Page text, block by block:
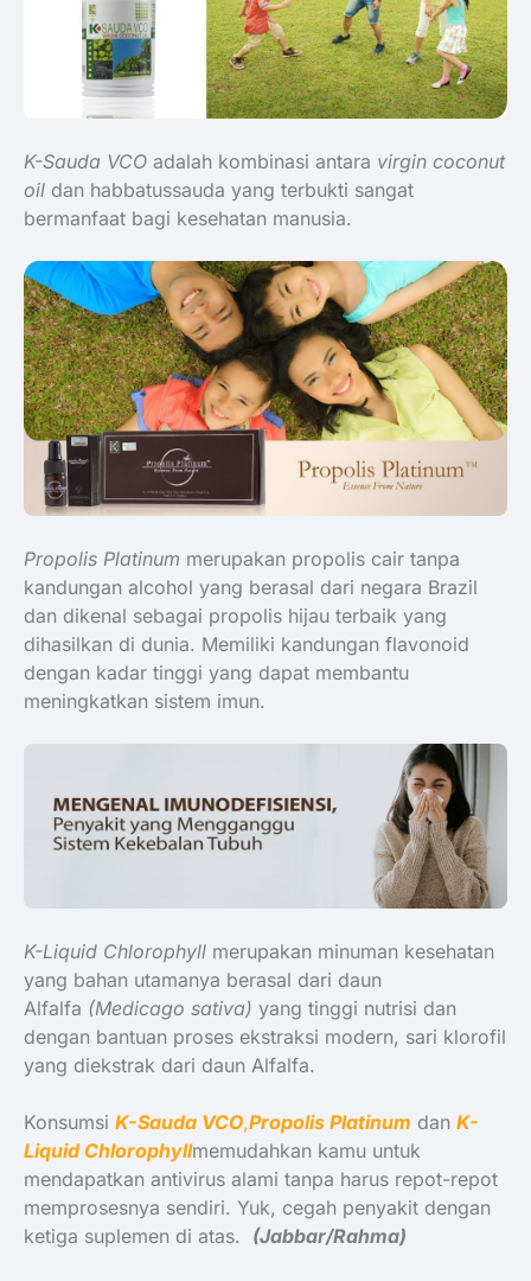
K-Sauda VCO adalah kombinasi antara virgin coconut
oil dan habbatussauda yang terbukti sangat
bermanfaat bagi kesehatan manusia.
Propolis Platinum merupakan propolis cair tanpa
kandungan alcohol yang berasal dari negara Brazil
dan dikenal sebagai propolis hijau terbaik yang
dihasilkan di dunia. Memiliki kandungan flavonoid
dengan kadar tinggi yang dapat membantu
meningkatkan sistem imun.
K-Liquid Chlorophyll merupakan minuman kesehatan
yang bahan utamanya berasal dari daun
Alfalfa (Medicago sativa) yang tinggi nutrisi dan
dengan bantuan proses ekstraksi modern, sari klorofil
yang diekstrak dari daun Alfalfa.
Konsumsi K-Sauda VCO,Propolis Platinum dan K-
Liquid Chlorophyllmemudahkan kamu untuk
mendapatkan antivirus alami tanpa harus repot-repot
memprosesnya sendiri. Yuk, cegah penyakit dengan
ketiga suplemen di atas. (Jabbar/Rahma)